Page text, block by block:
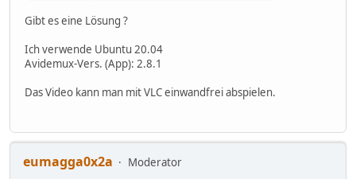
Gibt es eine Lösung ?
Ich verwende Ubuntu 20.04
Avidemux-Vers. (App): 2.8.1
Das Video kann man mit VLC einwandfrei abspielen.
eumagga0x2a
Moderator